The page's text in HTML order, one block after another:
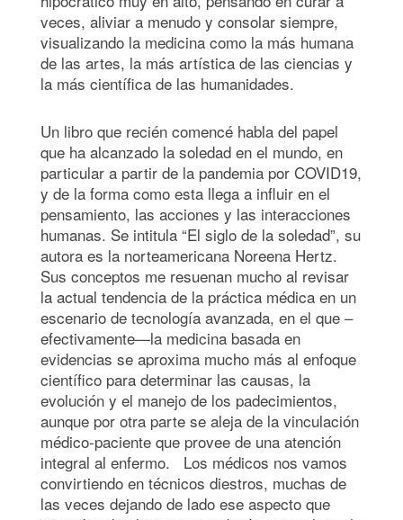
veces, aliviar a menudo y consolar siempre,
visualizando la medicina como la más humana
de las artes, la más artística de las ciencias y
la más científica de las humanidades.
Un libro que recién comencé habla del papel
que ha alcanzado la soledad en el mundo, en
particular a partir de la pandemia por COVID19,
y de la forma como esta llega a influir en el
pensamiento, las acciones y las interacciones
humanas. Se intitula “El siglo de la soledad”, su
autora es la norteamericana Noreena Hertz.
Sus conceptos me resuenan mucho al revisar
la actual tendencia de la práctica médica en un
escenario de tecnología avanzada, en el que –
efectivamente—la medicina basada en
evidencias se aproxima mucho más al enfoque
científico para determinar las causas, la
evolución y el manejo de los padecimientos,
aunque por otra parte se aleja de la vinculación
médico-paciente que provee de una atención
integral al enfermo. Los médicos nos vamos
convirtiendo en técnicos diestros, muchas de
las veces dejando de lado ese aspecto que